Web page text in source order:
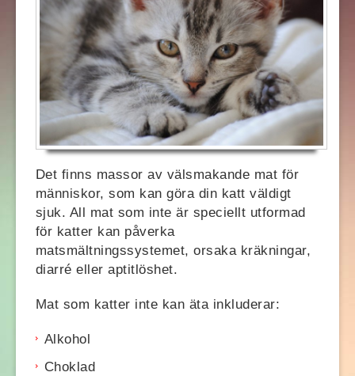
Det finns massor av välsmakande mat för
människor, som kan göra din katt väldigt
sjuk. All mat som inte är speciellt utformad
för katter kan påverka
matsmältningssystemet, orsaka kräkningar,
diarré eller aptitlöshet.
Mat som katter inte kan äta inkluderar:
Alkohol
Choklad